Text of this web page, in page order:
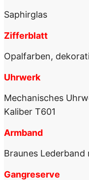
Saphirglas
Zifferblatt
Opalfarben,
Uhrwerk
Mechanisches
Kaliber T601
Armband
Braunes
Gangreserve